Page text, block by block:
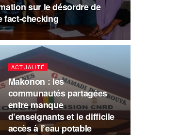
sur le désordre de
fact-checking
ACTUALITÉ
Makonon : les
communautés partagées
entre manque
d’enseignants et le difficile
accès à l’eau potable